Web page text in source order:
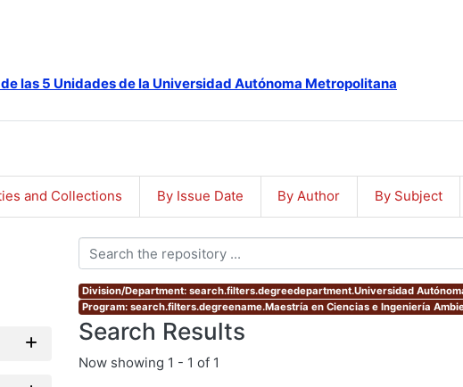
las 5 Unidades de la Universidad Autónoma Metropolitana
and Collections By Issue Date By Author By Subject
Division/Department: search.filters.degreedepartment.Universidad
Program: search.filters.degreename.Maestría en Ciencias e Ingeniería
Search Results
Now showing 1 - 1 of 1